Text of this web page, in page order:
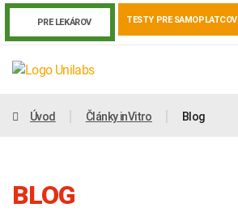
PRE LEKÁROV TESTY PRE SAMOPLATCOV
Úvod Články inVitro Blog
BLOG